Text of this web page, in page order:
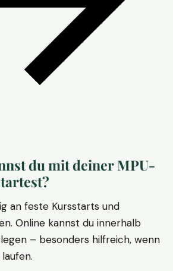
du mit deiner MPU-
an feste Kursstarts und
Online kannst du innerhalb
– besonders hilfreich, wenn